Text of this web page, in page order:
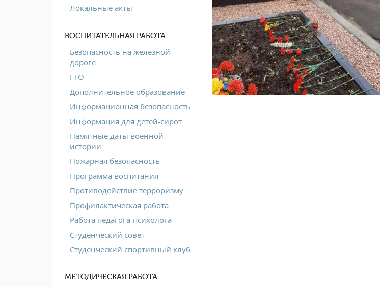
Локальные акты
ВОСПИТАТЕЛЬНАЯ РАБОТА
Безопасность на железной
дороге
ГТО
Дополнительное образование
Информационная безопасность
Информация для детей-сирот
Памятные даты военной
истории
Пожарная безопасность
Программа воспитания
Противодействие терроризму
Профилактическая работа
Работа педагога-психолога
Студенческий совет
Студенческий спортивный клуб
МЕТОДИЧЕСКАЯ РАБОТА